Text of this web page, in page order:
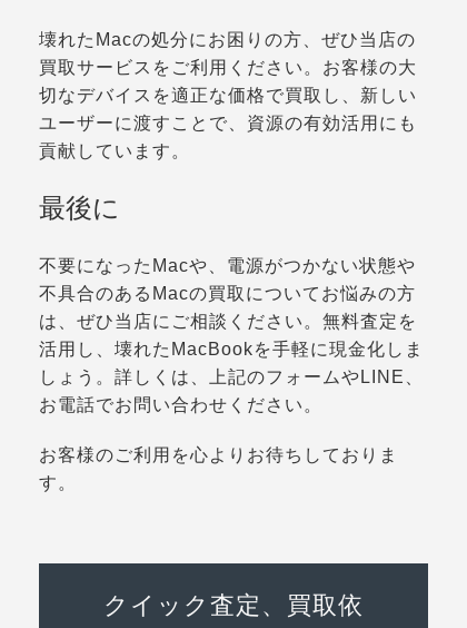
壊れたMacの処分にお困りの方、ぜひ当店の
買取サービスをご利用ください。お客様の大
切なデバイスを適正な価格で買取し、新しい
ユーザーに渡すことで、資源の有効活用にも
貢献しています。
最後に
不要になったMacや、電源がつかない状態や
不具合のあるMacの買取についてお悩みの方
は、ぜひ当店にご相談ください。無料査定を
活用し、壊れたMacBookを手軽に現金化しま
しょう。詳しくは、上記のフォームやLINE、
お電話でお問い合わせください。
お客様のご利用を心よりお待ちしておりま
す。
クイック査定、買取依